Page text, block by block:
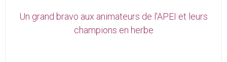
Un grand bravo aux animateurs de l'APEI et leurs
champions en herbe